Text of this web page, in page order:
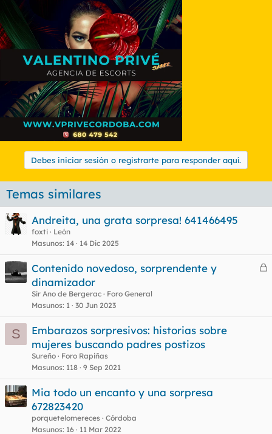
Por sierto Don Gato, ¿qué fue de Benito? hase tiempo que no
se pasa por el barrio.
Buenas noches.
Debes iniciar sesión o registrarte para responder aquí.
Temas similares
Andreita, una grata sorpresa! 641466495
foxti
León
Masunos 14 14 Dic 2025
C
a
Contenido novedoso, sorprendente y
dinamizador
Sir Ano de Bergerac
Foro General
Masunos 1 30 Jun 2023
S
Embarazos sorpresivos: historias sobre
mujeres buscando padres postizos
Sureño
Foro Rapiñas
Masunos 118 9 Sep 2021
Mia todo un encanto y una sorpresa
672823420
porquetelomereces Córdoba
Masunos 16 11 Mar 2022